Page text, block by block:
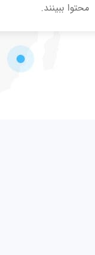
محتوا ببینند.